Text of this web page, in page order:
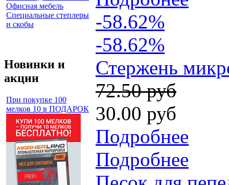
Офисная мебель
Специальные степлеры
и скобы
Новинки и
акции
При покупке 100
мелков 10 в ПОДАРОК
-58.62%
-58.62%
Стержень
72.50 руб
30.00 руб
Подробнее
Подробнее